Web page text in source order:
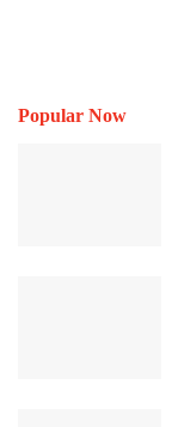
Popular Now